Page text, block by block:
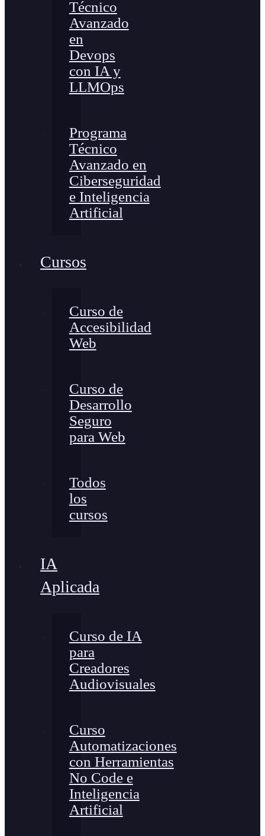
Técnico
Avanzado
en
Devops
con IA y
LLMOps
Programa
Técnico
Avanzado en
Ciberseguridad
e Inteligencia
Artificial
Cursos
Curso de
Accesibilidad
Web
Curso de
Desarrollo
Seguro
para Web
Todos
los
cursos
IA
Aplicada
Curso de IA
para
Creadores
Audiovisuales
Curso
Automatizaciones
con Herramientas
No Code e
Inteligencia
Artificial